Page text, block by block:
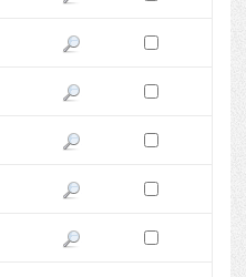
Pokaż podgląd wersji z dnia
Zaznacz wersję do
Pokaż podgląd wersji z dnia
Zaznacz wersję do
Pokaż podgląd wersji z dnia
Zaznacz wersję do
Pokaż podgląd wersji z dnia
Zaznacz wersję do
Pokaż podgląd wersji z dnia
Zaznacz wersję do